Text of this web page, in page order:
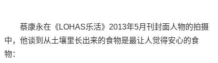
蔡康永在《LOHAS乐活》2013年5月刊封面人物的拍摄
中，他谈到从土壤里长出来的食物是最让人觉得安心的食
物：